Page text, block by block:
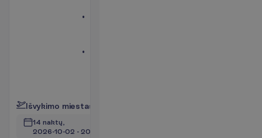
Išvykimo miestas
14 naktų,
2026-10-02 - 2026-10-16